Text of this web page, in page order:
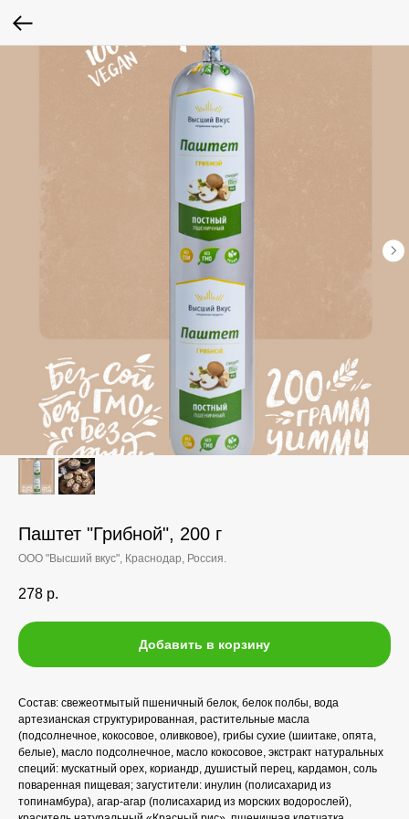
Паштет "Грибной", 200 г
ООО "Высший вкус", Краснодар, Россия.
278 р.
Добавить в корзину
Состав: свежеотмытый пшеничный белок, белок полбы, вода
артезианская структурированная, растительные масла
(подсолнечное, кокосовое, оливковое), грибы сухие (шиитаке, опята,
белые), масло подсолнечное, масло кокосовое, экстракт натуральных
специй: мускатный орех, кориандр, душистый перец, кардамон, соль
поваренная пищевая; загустители: инулин (полисахарид из
топинамбура), агар-агар (полисахарид из морских водорослей),